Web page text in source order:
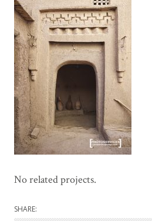
No related projects.
SHARE: